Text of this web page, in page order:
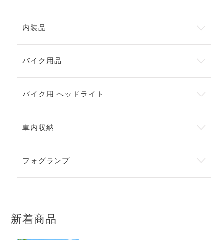
内装品
バイク用品
バイク用 ヘッドライト
車内収納
フォグランプ
新着商品